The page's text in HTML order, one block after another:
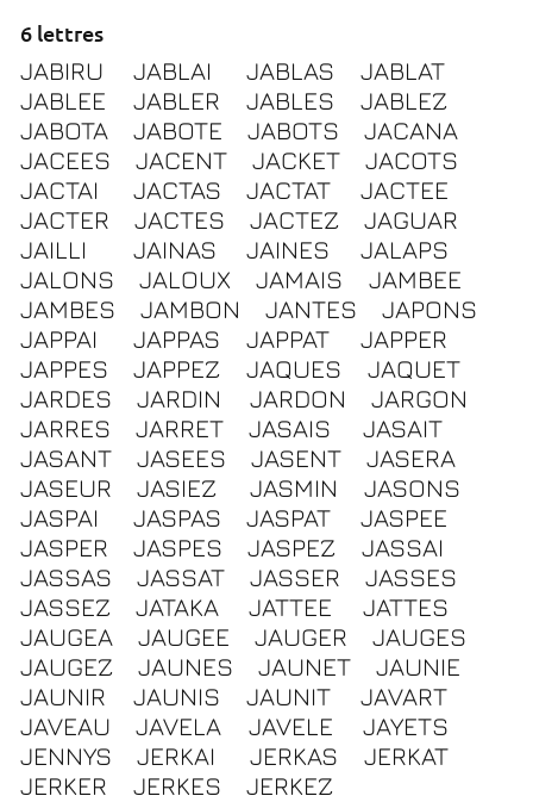
6 lettres
JABIRU JABLAI JABLAS
JABLAT
JABLEE
JABLER JABLES
JABLEZ
JABOTA
JABOTE JABOTS
JACANA
JACEES
JACENT JACKET
JACOTS
JACTAI
JACTAS JACTAT
JACTEE
JACTER
JACTES JACTEZ
JAGUAR
JAILLI
JAINAS JAINES
JALAPS
JALONS
JALOUX JAMAIS
JAMBEE
JAMBES
JAMBON JANTES
JAPONS
JAPPAI
JAPPAS JAPPAT
JAPPER
JAPPES
JAPPEZ JAQUES
JAQUET
JARDES
JARDIN JARDON
JARGON
JARRES
JARRET JASAIS
JASAIT
JASANT
JASEES JASENT
JASERA
JASEUR
JASIEZ JASMIN
JASONS
JASPAI
JASPAS JASPAT
JASPEE
JASPER
JASPES JASPEZ
JASSAI
JASSAS
JASSAT JASSER
JASSES
JASSEZ
JATAKA JATTEE
JATTES
JAUGEA
JAUGEE JAUGER
JAUGES
JAUGEZ
JAUNES JAUNET
JAUNIE
JAUNIR
JAUNIS JAUNIT
JAVART
JAVEAU
JAVELA JAVELE
JAYETS
JENNYS
JERKAI JERKAS
JERKAT
JERKER
JERKES JERKEZ